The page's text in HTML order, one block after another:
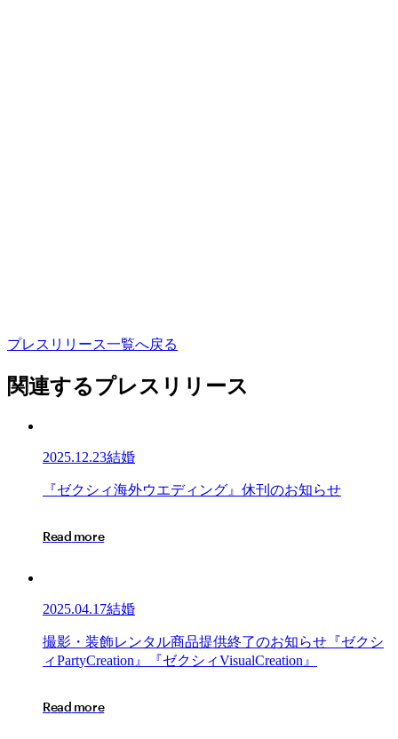
プレ ス リ リ ース一覧へ戻る
関連するプレスリリース
2025.12.23結婚
『ゼ
ィ
ウ
エ
デ
ィ
休
『ゼク シ ィ海外ウエディ ング 』 休刊 のお知らせ
Read more
2025.04.17結婚
撮
影・
レ
撮影 ・ 装飾レ ンタ ル商品提供終了のお知らせ 『ゼク シ
ィPartyCreation 』 『ゼク シ ィVisualCreation 』
Read more